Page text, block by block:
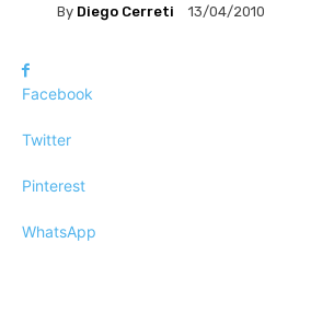
By Diego Cerreti 13/04/2010
Facebook
Twitter
Pinterest
WhatsApp